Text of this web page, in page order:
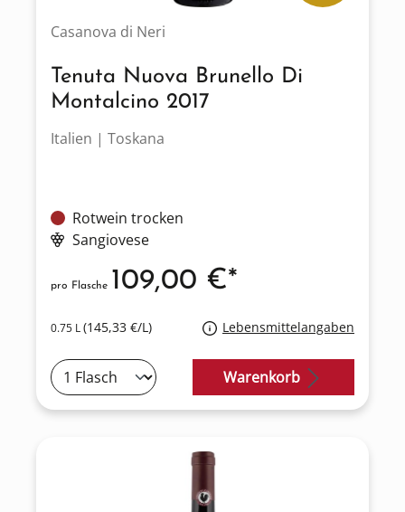
Casanova di Neri
Tenuta Nuova Brunello Di
Montalcino 2017
Italien | Toskana
Rotwein trocken
Sangiovese
0.75 L(145,33 €/L) Lebensmittelangaben
pro Flasche 109,00 €*
Warenkorb